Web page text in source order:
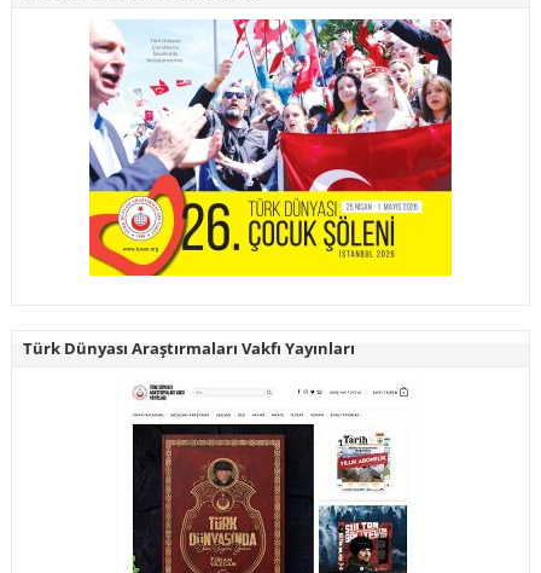
Türk Dünyası Araştırmaları Vakfı Yayınları